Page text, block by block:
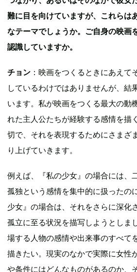
難に目を向けていますが、これらは
なテーマでしょうか。ご自身の映画
認識していますか。
チョン ：映画をつくるときにあえて
しているわけではありませんが、結
います。私が映画をつくる最大の動
れた主人公たちが経験する感情を描
切で、それを表現するためにさまざ
り上げていきます。
例えば、『私の少女』の場合には、
孤独という感情を集中的に扱ったの
少女』の場合は、それをさらに深化
孤立に至る状況を描写しようとしま
場する人物の感情や出来事のすべて
描きたい。現実のなかで実際に女性
や条件にはどんなものがあるのか、